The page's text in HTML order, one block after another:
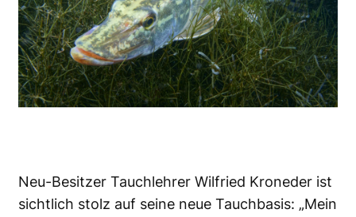
Neu-Besitzer Tauchlehrer Wilfried Kroneder ist
sichtlich stolz auf seine neue Tauchbasis: „Mein